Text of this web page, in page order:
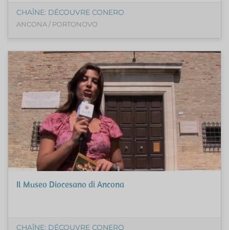
CHAÎNE: DÉCOUVRE CONERO
ANCONA / PORTONOVO
Il Museo Diocesano di Ancona
CHAÎNE: DÉCOUVRE CONERO